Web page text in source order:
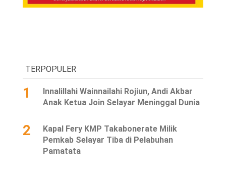
TERPOPULER
1
Innalillahi Wainnailahi Rojiun, Andi Akbar
Anak Ketua Join Selayar Meninggal Dunia
2
Kapal Fery KMP Takabonerate Milik
Pemkab Selayar Tiba di Pelabuhan
Pamatata